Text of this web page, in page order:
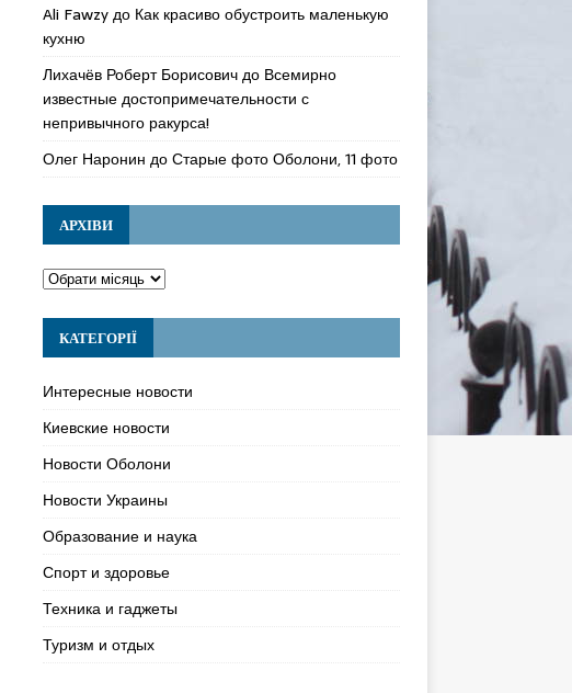
Ali Fawzyдо Как красиво обустроить маленькую
кухню
Лихачёв Роберт Борисовичдо Всемирно
известные достопримечательности с
непривычного ракурса!
Олег Наронин доСтарые фото Оболони, 11 фото
АРХІВИ
КАТЕГОРІЇ
Интересные новости
Киевские новости
Новости Оболони
Новости Украины
Образование и наука
Спорт и здоровье
Техника и гаджеты
Туризм и отдых